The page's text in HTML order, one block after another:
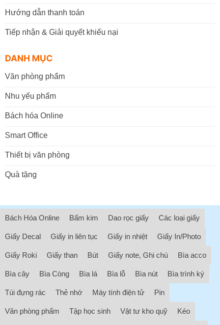
Hướng dẫn thanh toán
Tiếp nhận & Giải quyết khiếu nại
DANH MỤC
Văn phòng phẩm
Nhu yếu phẩm
Bách hóa Online
Smart Office
Thiết bị văn phòng
Quà tặng
Bách Hóa Online Bấm kim Dao rọc giấy Các loại giấy
Giấy Decal Giấy in liên tục Giấy in nhiệt Giấy In/Photo
Giấy Roki Giấy than Bút Giấy note, Ghi chú Bìa acco
Bìa cây Bìa Còng Bìa lá Bìa lỗ Bìa nút Bìa trình ký
Túi đựng rác Thẻ nhớ Máy tính điện tử Pin
Văn phòng phẩm Tập học sinh Vật tư kho quỹ Kéo